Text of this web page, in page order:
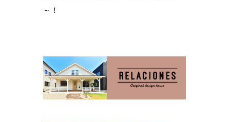
～！